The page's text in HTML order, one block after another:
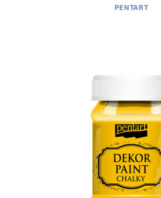
PENTART